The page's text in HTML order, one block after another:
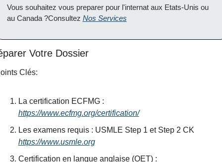
Vous souhaitez vous preparer pour l'internat aux Etats-Unis ou
au Canada ?Consultez Nos Services
Votre Dossier
Clés:
https://www.ecfmg.org/certification/
https://www.usmle.org